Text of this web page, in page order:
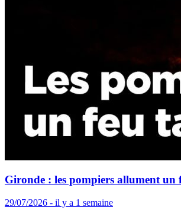
Gironde : les pompiers allument un
29/07/2026 - il y a 1 semaine